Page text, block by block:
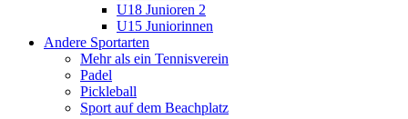
U18 Junioren 2
U15 Juniorinnen
Andere Sportarten
Mehr als ein Tennisverein
Padel
Pickleball
Sport auf dem Beachplatz